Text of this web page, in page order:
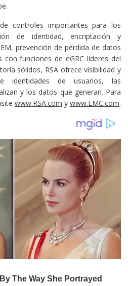
controles importantes para los
de identidad, encriptación y
prevención de pérdida de datos
funciones de eGRC líderes del
sólidos, RSA ofrece visibilidad y
identidades de usuarios, las
y los datos que generan. Para
www.RSA.com y www.EMC.com.